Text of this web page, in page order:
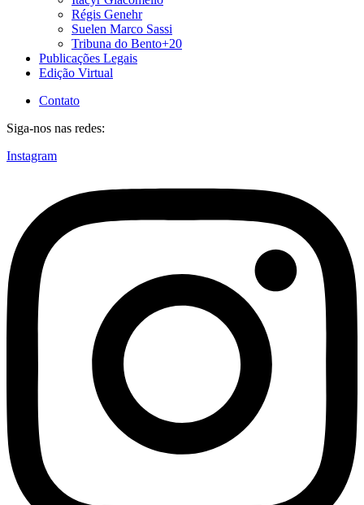
Régis Genehr
Suelen Marco Sassi
Tribuna do Bento+20
Publicações Legais
Edição Virtual
Contato
Siga-nos nas redes:
Instagram